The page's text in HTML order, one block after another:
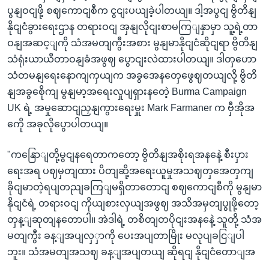
ပွနျဝငျဖို့ စဈကောငျစီက ငွငျးပယျခဲ့ပါတယျ။ ဒါ့အပွငျ ဗွိတိနျ
နိုငျငံခွားရေးဌာန တရားဝငျ အှနျလိုငျးစာမကြျနှာမှာ သူ့ရဲ့တာ
ဝနျအဆင့ျကို သံအမတျကွီးအစား မွနျမာနိုငျငံဆိုငျရာ ဗွိတိနျ
သံရုံးယာယီတာဝနျခံအဖွဈ ပွောငျးလဲထားပါတယျ။ ဒါတှဟော
သံတမနျရေးနောကျကှယျက အခွအေနတှေဖွေဈတယျလို့ ဗွိတိ
နျအခွစေိုကျ မွနျမာ့အရေးလှုပျရှားနတေဲ့ Burma Campaign
UK ရဲ့ အမှုဆောငျညှနျကွားရေးမှူး Mark Farmaner က ဗှီအိုအ
ကေို အခုလိုပွောပါတယျ။
"ကနြောျတို့မွငျနရေတာကတော့ ဗွိတိနျအစိုးရအနနေဲ့ စီးပှား
ရေးအရ ပဈမှတျထား ပိတျဆို့အရေးယူမှုအသဈတှအေတှကျ
ခိုငျမာတဲ့ရပျတညျခကြျမရှိတာတောငျ စဈကောငျစီကို မွနျမာ
နိုငျငံရဲ့ တရားဝငျ ကိုယျစားလှယျအဖွဈ အသိအမှတျပွုဖို့တော့
တှန့ျဆုတျနတောပါ။ အဲဒါရဲ့ တစိတျတပိုငျးအနနေဲ့ သူတို့ သံအ
မတျကွီး ခန့ျအပျလှှာကို ပေးအပျတာမြိုး မလုပျခငြျပါ
ဘူး။ သံအမတျအသဈ ခန့ျအပျတယျ ဆိုရငျ နိုငျငံတောျအ